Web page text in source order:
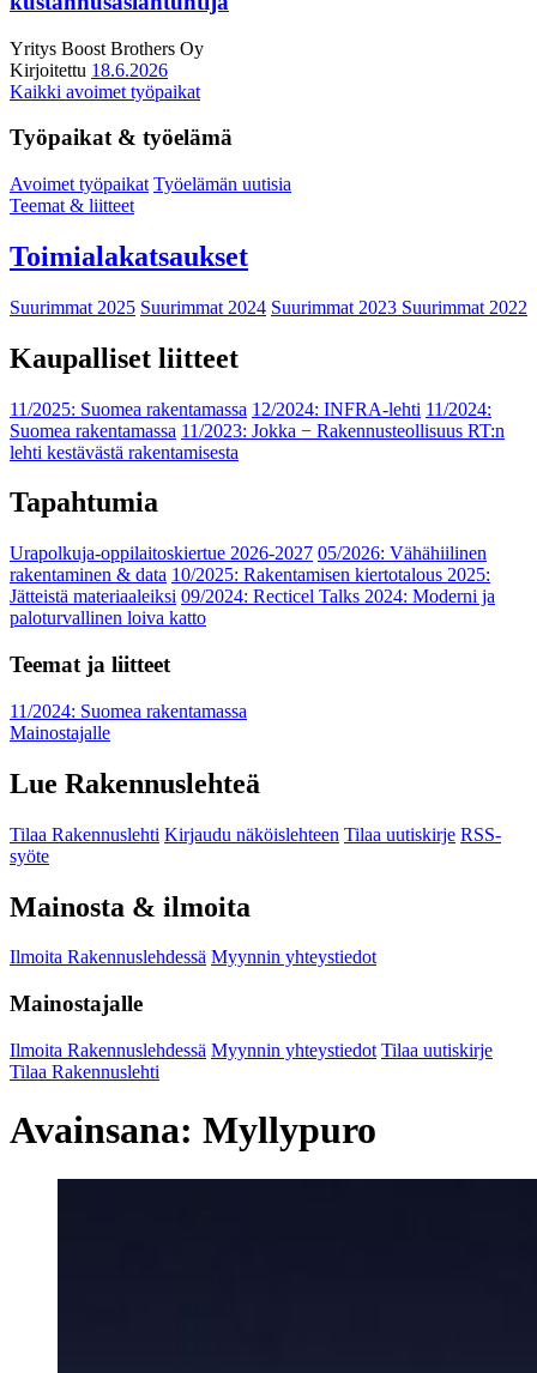
Yritys Boost Brothers Oy
Kirjoitettu 18.6.2026
Kaikki avoimet työpaikat
Työpaikat & työelämä
Avoimet työpaikat Työelämän uutisia
Teemat & liitteet
Toimialakatsaukset
Suurimmat 2025 Suurimmat 2024 Suurimmat 2023 Suurimmat 2022
Kaupalliset liitteet
11/2025: Suomea rakentamassa 12/2024: INFRA-lehti 11/2024:
Suomea rakentamassa 11/2023: Jokka − Rakennusteollisuus RT:n
lehti kestävästä rakentamisesta
Tapahtumia
Urapolkuja-oppilaitoskiertue 2026-2027 05/2026: Vähähiilinen
rakentaminen & data 10/2025: Rakentamisen kiertotalous 2025:
Jätteistä materiaaleiksi 09/2024: Recticel Talks 2024: Moderni ja
paloturvallinen loiva katto
Teemat ja liitteet
11/2024: Suomea rakentamassa
Mainostajalle
Lue Rakennuslehteä
Tilaa Rakennuslehti Kirjaudu näköislehteen Tilaa uutiskirje RSS-
syöte
Mainosta & ilmoita
Ilmoita Rakennuslehdessä Myynnin yhteystiedot
Mainostajalle
Ilmoita Rakennuslehdessä Myynnin yhteystiedot Tilaa uutiskirje
Tilaa Rakennuslehti
Avainsana: Myllypuro